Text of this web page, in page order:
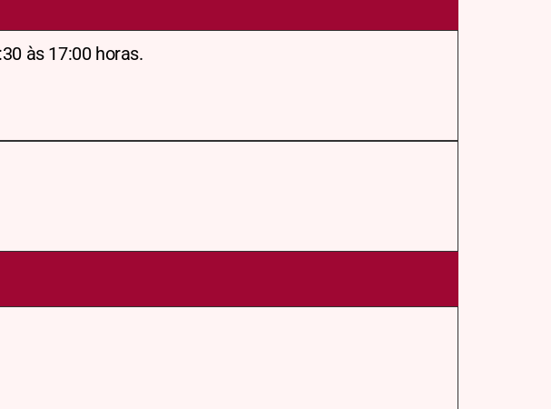
às 17:00 horas.